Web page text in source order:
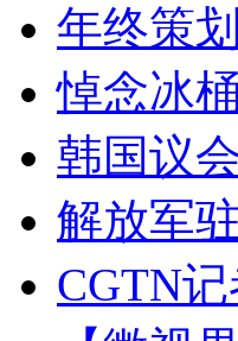
年终策
悼念冰
韩国议
解放军
CGTN